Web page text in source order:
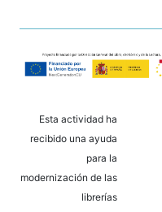
Esta actividad ha
recibido una ayuda
para la
modernización de las
librerías